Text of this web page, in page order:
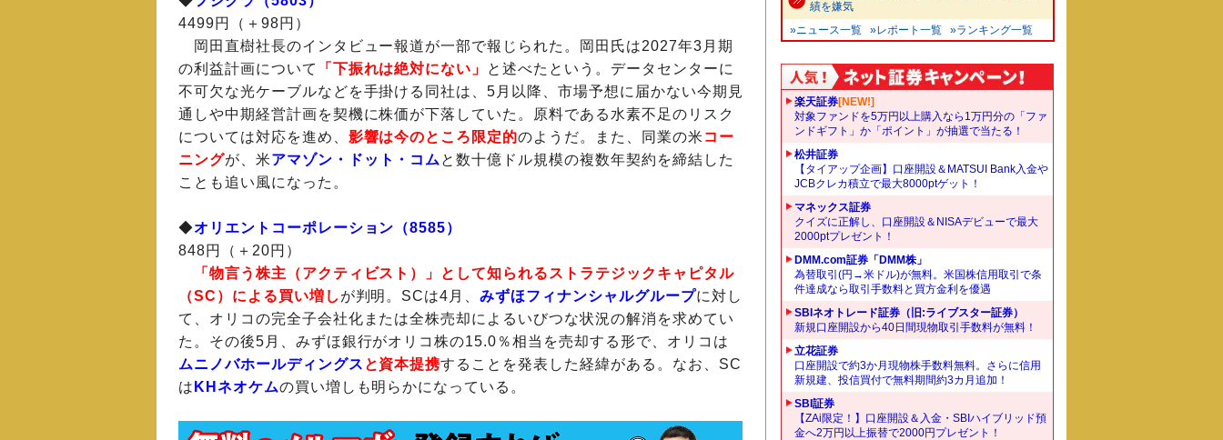
4499円（＋98円）
岡田直樹社長のインタビュー報道が一部で報じられた。岡田氏は2027年3月期
の利益計画について
「下振れは絶対にない」
と述べたという。データセンターに
不可欠な光ケーブルなどを手掛ける同社は、5月以降、市場予想に届かない今期見
通しや中期経営計画を契機に株価が下落していた。原料である水素不足のリスク
については対応を進め、 影響は今のところ限定的のようだ。また、同業の米コー
ニングが、米アマゾン・ドット・コム と数十億ドル規模の複数年契約を締結した
ことも追い風になった。
◆オリエントコーポレーション（8585）
848円（＋20円）
「物言う株主（アクティビスト）」として知られるストラテジックキャピタル
（SC）による買い増し が判明。SCは4月、みずほフィナンシャルグループに対し
て、オリコの完全子会社化または全株売却によるいびつな状況の解消を求めてい
た。その後5月、みずほ銀行がオリコ株の15.0％相当を売却する形で、オリコは
ムニノバホールディングス と資本提携することを発表した経緯がある。なお、SC
は KHネオケムの買い増しも明らかになっている。
績を嫌気
»ニュース一覧
»レポート一覧 »ランキング一覧
楽天証券[NEW!]
対象ファンドを5万円以上購入なら1万円分の「ファ
ンドギフト」か「ポイント」が抽選で当たる！
松井証券
【タイアップ企画】口座開設＆MATSUI Bank入金や
JCBクレカ積立で最大8000ptゲット！
マネックス証券
クイズに正解し、口座開設＆NISAデビューで最大
2000ptプレゼント！
DMM.com証券「DMM株」
為替取引(円→米ドル)が無料。米国株信用取引で条
件達成なら取引手数料と買方金利を優遇
SBIネオトレード証券（旧:ライブスター証券）
新規口座開設から40日間現物取引手数料が無料！
立花証券
口座開設で約3か月現物株手数料無料。さらに信用
新規建、投信買付で無料期間約3カ月追加！
SBI証券
【ZAi限定！】口座開設＆入金・SBIハイブリッド預
金へ2万円以上振替で2000円プレゼント！